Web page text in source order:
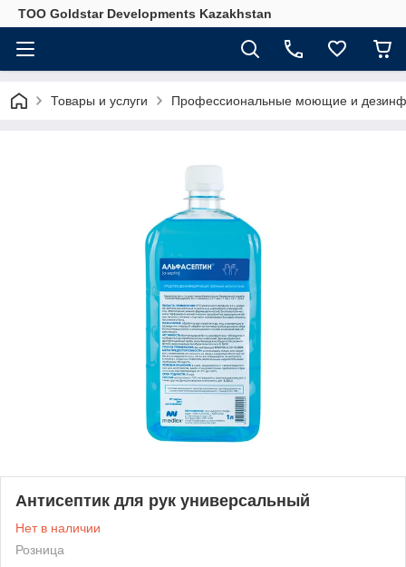
ТОО Goldstar Developments Kazakhstan
Товары и услуги Профессиональные моющие и
Антисептик для рук универсальный
Нет в наличии
Розница